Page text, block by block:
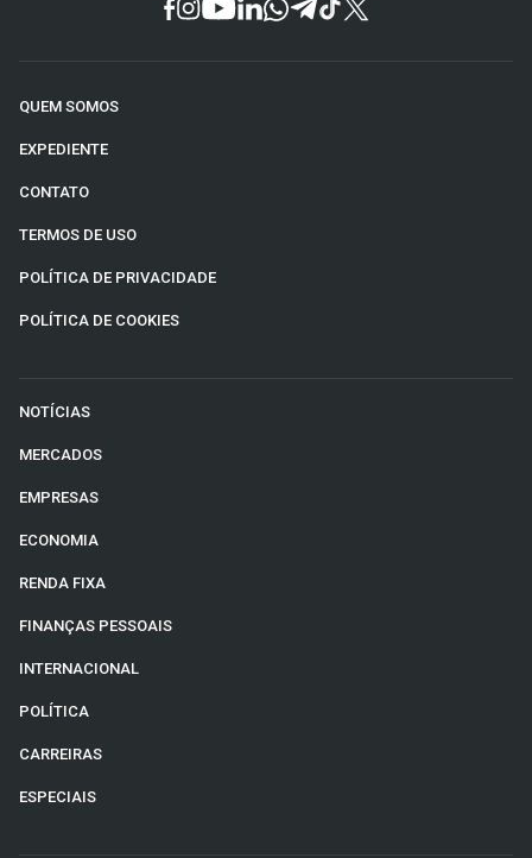
QUEM SOMOS
EXPEDIENTE
CONTATO
TERMOS DE USO
POLÍTICA DE PRIVACIDADE
POLÍTICA DE COOKIES
NOTÍCIAS
MERCADOS
EMPRESAS
ECONOMIA
RENDA FIXA
FINANÇAS PESSOAIS
INTERNACIONAL
POLÍTICA
CARREIRAS
ESPECIAIS